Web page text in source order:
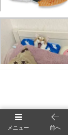
メニュー 前へ